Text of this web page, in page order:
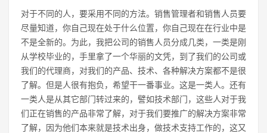
对于不同的人，要采用不同的方法。销售管理者和销售人员要
尽量知道，你自己现在处于什么位置，你自己现在在行业中是
不是全新的。为此，我把公司的销售人员分成几类，一类是刚
从学校毕业的，手里拿了一个华丽的文凭，到了我们的公司或
我们的代理商，对我们的产品、技术、各种解决方案都不是很
了解。但是人很有抱负，希望干一番事业。这是一类人。还有
一类人是从其它部门转过来的，譬如技术部门，这些人对于我
们正在销售的产品非常了解，对于我们要推广的解决方案非常
了解，因为他们本来就是技术出身，做技术支持工作的，这又